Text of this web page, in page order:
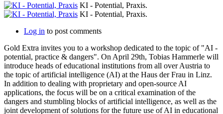
KI - Potential, Praxis.
KI - Potential, Praxis.
Log in to post comments
Gold Extra invites you to a workshop dedicated to the topic of "AI -
potential, practice & dangers". On April 29th, Tobias Hammerle will
introduce heads of educational institutions from all over Austria to
the topic of artificial intelligence (AI) at the Haus der Frau in Linz.
In addition to dealing with proprietary and open-source AI
applications, the focus will be on a critical examination of the
dangers and stumbling blocks of artificial intelligence, as well as the
joint development of solutions for the future use of AI in educational